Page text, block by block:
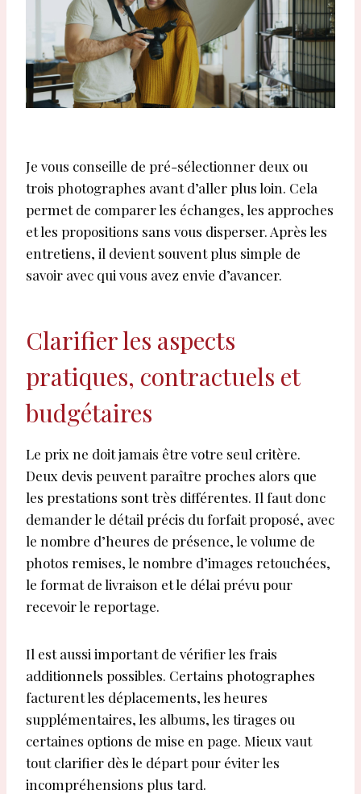
Je vous conseille de pré-sélectionner deux ou
trois photographes avant d’aller plus loin. Cela
permet de comparer les échanges, les approches
et les propositions sans vous disperser. Après les
entretiens, il devient souvent plus simple de
savoir avec qui vous avez envie d’avancer.
Clarifier les aspects
pratiques, contractuels et
budgétaires
Le prix ne doit jamais être votre seul critère.
Deux devis peuvent paraître proches alors que
les prestations sont très différentes. Il faut donc
demander le détail précis du forfait proposé, avec
le nombre d’heures de présence, le volume de
photos remises, le nombre d’images retouchées,
le format de livraison et le délai prévu pour
recevoir le reportage.
Il est aussi important de vérifier les frais
additionnels possibles. Certains photographes
facturent les déplacements, les heures
supplémentaires, les albums, les tirages ou
certaines options de mise en page. Mieux vaut
tout clarifier dès le départ pour éviter les
incompréhensions plus tard.